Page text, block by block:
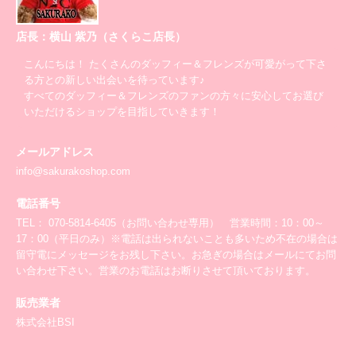
店長：横山 紫乃（さくらこ店長）
こんにちは！ たくさんのダッフィー＆フレンズが可愛がって下さ
る方との新しい出会いを待っています♪
すべてのダッフィー＆フレンズのファンの方々に安心してお選び
いただけるショップを目指していきます！
メールアドレス
info@sakurakoshop.com
電話番号
TEL： 070-5814-6405（お問い合わせ専用） 営業時間：10：00～
17：00（平日のみ）※電話は出られないことも多いため不在の場合は
留守電にメッセージをお残し下さい。お急ぎの場合はメールにてお問
い合わせ下さい。営業のお電話はお断りさせて頂いております。
販売業者
株式会社BSI